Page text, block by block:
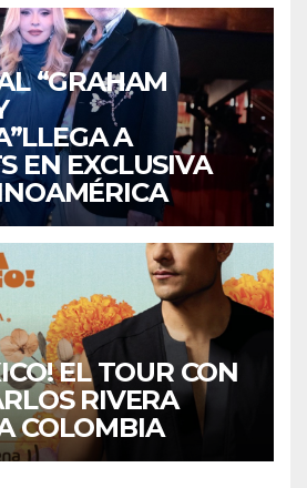
“GRAHAM
A
EN EXCLUSIVA
EL TOUR CON
RIVERA
COLOMBIA